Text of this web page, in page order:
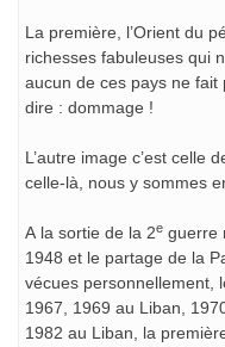
La première, l’Orient du
richesses fabuleuses qui
aucun de ces pays ne
dire : dommage !
L’autre image c’est celle
celle-là, nous y sommes
A la sortie de la 2e guerre
1948 et le partage de la
vécues personnellement,
1967, 1969 au Liban,
1982 au Liban, la